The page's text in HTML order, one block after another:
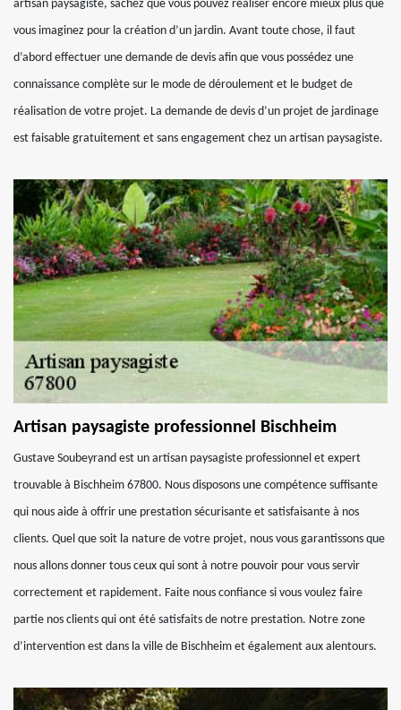
artisan paysagiste, sachez que vous pouvez réaliser encore mieux plus que
vous imaginez pour la création d’un jardin. Avant toute chose, il faut
d’abord effectuer une demande de devis afin que vous possédez une
connaissance complète sur le mode de déroulement et le budget de
réalisation de votre projet. La demande de devis d’un projet de jardinage
est faisable gratuitement et sans engagement chez un artisan paysagiste.
Artisan paysagiste professionnel Bischheim
Gustave Soubeyrand est un artisan paysagiste professionnel et expert
trouvable à Bischheim 67800. Nous disposons une compétence suffisante
qui nous aide à offrir une prestation sécurisante et satisfaisante à nos
clients. Quel que soit la nature de votre projet, nous vous garantissons que
nous allons donner tous ceux qui sont à notre pouvoir pour vous servir
correctement et rapidement. Faite nous confiance si vous voulez faire
partie nos clients qui ont été satisfaits de notre prestation. Notre zone
d’intervention est dans la ville de Bischheim et également aux alentours.